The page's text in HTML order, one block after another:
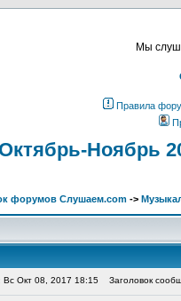
Мы
Правила
Ноябрь
форумов Слушаем.com ->
Вс Окт 08, 2017 18:15 Заголовок